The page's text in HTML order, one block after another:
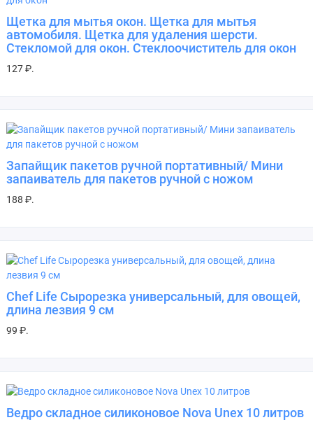
Щетка для мытья окон. Щетка для мытья
автомобиля. Щетка для удаления шерсти.
Стекломой для окон. Стеклоочиститель для окон
127 ₽.
Запайщик пакетов ручной портативный/ Мини
запаиватель для пакетов ручной с ножом
188 ₽.
Chef Life Сырорезка универсальный, для овощей,
длина лезвия 9 см
99 ₽.
Ведро складное силиконовое Nova Unex 10 литров